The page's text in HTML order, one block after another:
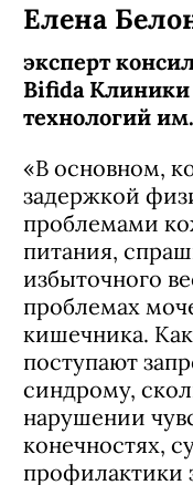
Елена
эксперт
Bifida
технологий
«В основном,
задержкой
проблемами
питания,
избыточного
проблемах
кишечника.
поступают
синдрому,
нарушении
конечностях,
профилактики